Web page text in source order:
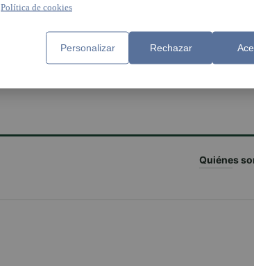
Quiénes
Política de cookies
Personalizar Rechazar